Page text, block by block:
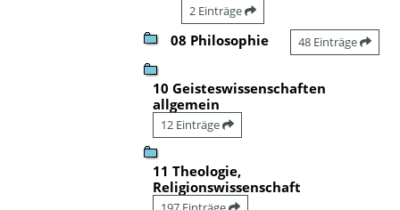
2 Einträge
08 Philosophie 48 Einträge
10 Geisteswissenschaften
allgemein
12 Einträge
11 Theologie,
Religionswissenschaft